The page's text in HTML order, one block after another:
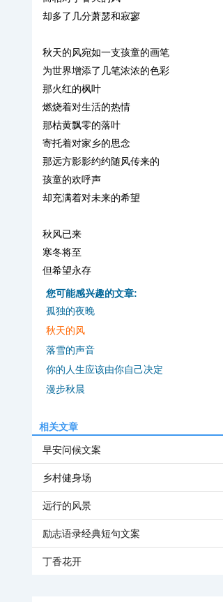
却多了几分萧瑟和寂寥
秋天的风宛如一支孩童的画笔
为世界增添了几笔浓浓的色彩
那火红的枫叶
燃烧着对生活的热情
那枯黄飘零的落叶
寄托着对家乡的思念
那远方影影约约随风传来的
孩童的欢呼声
却充满着对未来的希望
秋风已来
寒冬将至
但希望永存
您可能感兴趣的文章:
孤独的夜晚
秋天的风
落雪的声音
你的人生应该由你自己决定
漫步秋晨
相关文章
早安问候文案
乡村健身场
远行的风景
励志语录经典短句文案
丁香花开